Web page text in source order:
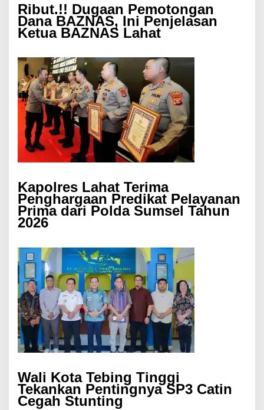
Ribut.!! Dugaan Pemotongan
Dana BAZNAS, Ini Penjelasan
Ketua BAZNAS Lahat
Kapolres Lahat Terima
Penghargaan Predikat Pelayanan
Prima dari Polda Sumsel Tahun
2026
Wali Kota Tebing Tinggi
Tekankan Pentingnya SP3 Catin
Cegah Stunting